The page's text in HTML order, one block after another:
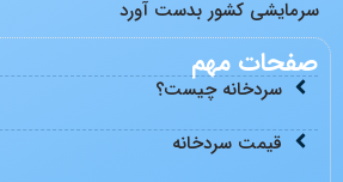
سرمایشی کشور بدست آورد
صفحات مهم
سردخانه چیست؟
قیمت سردخانه